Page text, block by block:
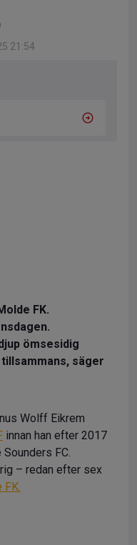
21:54
FK.
ömsesidig
säger
Wolff Eikrem
innan han efter 2017
FC.
– redan efter sex
FK.